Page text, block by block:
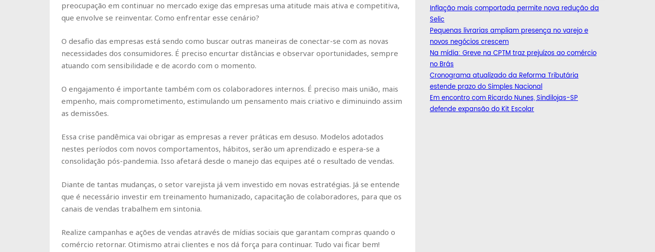
preocupação em continuar no mercado exige das empresas uma atitude mais ativa e competitiva,
que envolve se reinventar. Como enfrentar esse cenário?
O desafio das empresas está sendo como buscar outras maneiras de conectar-se com as novas
necessidades dos consumidores. É preciso encurtar distâncias e observar oportunidades, sempre
atuando com sensibilidade e de acordo com o momento.
O engajamento é importante também com os colaboradores internos. É preciso mais união, mais
empenho, mais comprometimento, estimulando um pensamento mais criativo e diminuindo assim
as demissões.
Essa crise pandêmica vai obrigar as empresas a rever práticas em desuso. Modelos adotados
nestes períodos com novos comportamentos, hábitos, serão um aprendizado e espera-se a
consolidação pós-pandemia. Isso afetará desde o manejo das equipes até o resultado de vendas.
Diante de tantas mudanças, o setor varejista já vem investido em novas estratégias. Já se entende
que é necessário investir em treinamento humanizado, capacitação de colaboradores, para que os
canais de vendas trabalhem em sintonia.
Realize campanhas e ações de vendas através de mídias sociais que garantam compras quando o
comércio retornar. Otimismo atrai clientes e nos dá força para continuar. Tudo vai ficar bem!
Inflação mais comportada permite nova redução da
Selic
Pequenas livrarias ampliam presença no varejo e
novos negócios crescem
Na mídia: Greve na CPTM traz prejuízos ao comércio
no Brás
Cronograma atualizado da Reforma Tributária
estende prazo do Simples Nacional
Em encontro com Ricardo Nunes, Sindilojas-SP
defende expansão do Kit Escolar